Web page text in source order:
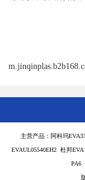
主营产品：阿科玛
EVAUL05540EH2 杜邦
PA6